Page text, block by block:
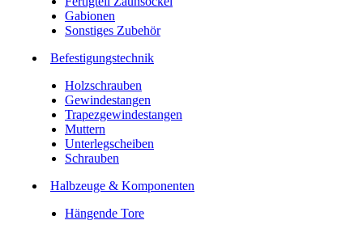
Gabionen
Sonstiges Zubehör
Befesti­gungstechnik
Holzschrauben
Gewindestangen
Trapezgewindestangen
Muttern
Unterlegscheiben
Schrauben
Halbzeuge & Komponenten
Hängende Tore